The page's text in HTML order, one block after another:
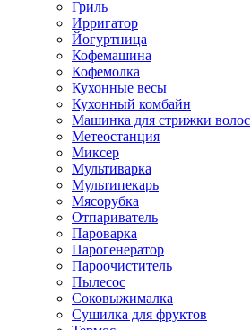
Гриль
Ирригатор
Йогуртница
Кофемашина
Кофемолка
Кухонные весы
Кухонный комбайн
Машинка для стрижки волос
Метеостанция
Миксер
Мультиварка
Мультипекарь
Мясорубка
Отпариватель
Пароварка
Парогенератор
Пароочиститель
Пылесос
Соковыжималка
Сушилка для фруктов